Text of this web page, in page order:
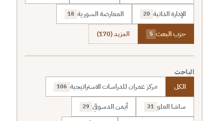
الإدارة الذاتية 20 المعارضة السورية 18
حزب البعث 5 المزيد (170)
الباحث
الكل مركز عمران للدراسات الاستراتيجية 106
ساشا العلو 31 أيمن الدسوقي 29